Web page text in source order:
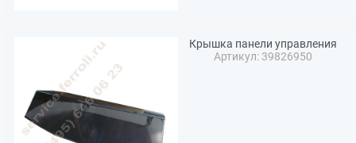
Крышка панели управления
Артикул: 39826950